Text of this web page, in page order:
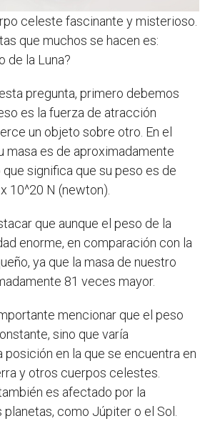
celeste fascinante y misterioso.
que muchos se hacen es:
de la Luna?
pregunta, primero debemos
es la fuerza de atracción
un objeto sobre otro. En el
masa es de aproximadamente
que significa que su peso es de
10^20 N (newton).
que aunque el peso de la
enorme, en comparación con la
ya que la masa de nuestro
81 veces mayor.
mencionar que el peso
sino que varía
posición en la que se encuentra en
y otros cuerpos celestes.
es afectado por la
como Júpiter o el Sol.